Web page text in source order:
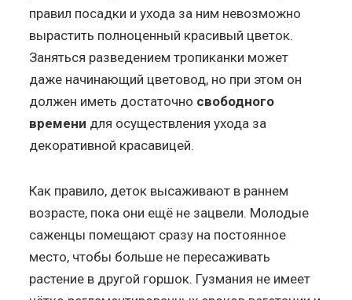
правил посадки и ухода за ним невозможно
вырастить полноценный красивый цветок.
Заняться разведением тропиканки может
даже начинающий цветовод, но при этом он
должен иметь достаточно свободного
времени для осуществления ухода за
декоративной красавицей.
Как правило, деток высаживают в раннем
возрасте, пока они ещё не зацвели. Молодые
саженцы помещают сразу на постоянное
место, чтобы больше не пересаживать
растение в другой горшок. Гузмания не имеет